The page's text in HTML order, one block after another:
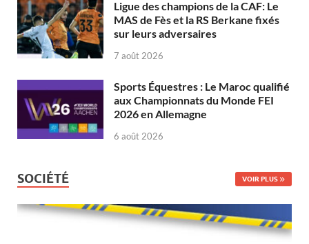
Ligue des champions de la CAF: Le
MAS de Fès et la RS Berkane fixés
sur leurs adversaires
7 août 2026
Sports Équestres : Le Maroc qualifié
aux Championnats du Monde FEI
2026 en Allemagne
6 août 2026
SOCIÉTÉ VOIR PLUS